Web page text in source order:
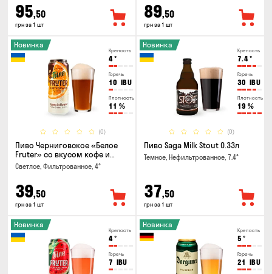
95,50
грн за 1 шт
89,50
грн за 1 шт
Крепость
4°
Горечь
10 IBU
Плотность
11 %
(0)
Новинка
Пиво Черниговское «Белое
Fruter» со вкусом кофе и
апельсина 0.5 л
Светлое, Фильтрованное, 4°
39,50
грн за 1 шт
Крепость
7.4°
Горечь
30 IBU
Плотность
19 %
(0)
Новинка
Пиво Saga Milk Stout 0.33л
Темное, Нефильтрованное, 7.4°
37,50
грн за 1 шт
Крепость
4°
Горечь
7 IBU
Новинка
Крепость
5 °
Горечь
21 IBU
Новинка